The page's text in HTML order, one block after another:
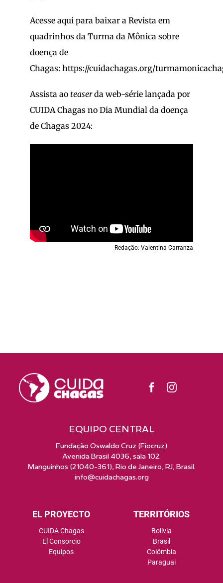
Acesse aqui para baixar a Revista em
quadrinhos da Turma da Mônica sobre
doença de
Chagas: https://cuidachagas.org/
Assista ao teaserda web-série lançada por
CUIDA Chagas no Dia Mundial da doença
de Chagas 2024:
Redação: Valentina Carranza
EQUIPO CENTRAL
Fundação Oswaldo Cruz (Fiocruz)
Avenida Brasil 4036, sala 102.
Manguinhos (21040-361), Rio de Janeiro, RJ, Brasil.
info@cuidachagas.org
EL PROYECTO
CUIDA Chagas
El Consorcio
Equipos
TERRITÓRIOS
Bolívia
Brasil
Colômbia
Paraguai